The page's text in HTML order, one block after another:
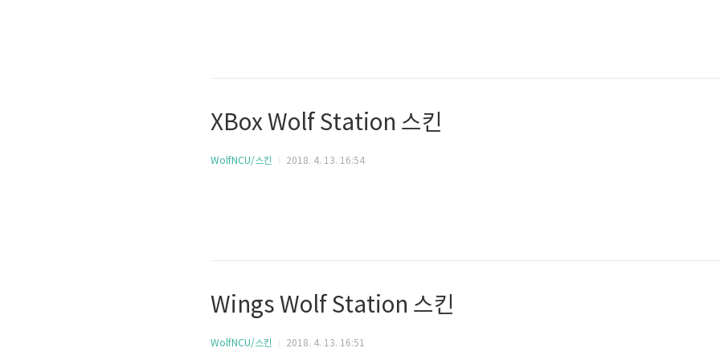
XBox Wolf Station 스킨
WolfNCU/스킨 2018. 4. 13. 16:54
Wings Wolf Station 스킨
WolfNCU/스킨 2018. 4. 13. 16:51